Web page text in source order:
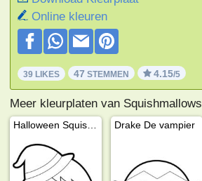
Online kleuren
39 LIKES 47 STEMMEN 4.15/5
Meer kleurplaten van Squishmallows
Drake De vampier